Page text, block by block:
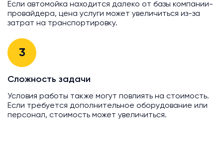
Если автомойка находится далеко от базы компании-
провайдера, цена услуги может увеличиться из-за
затрат на транспортировку.
3
Сложность задачи
Условия работы также могут повлиять на стоимость.
Если требуется дополнительное оборудование или
персонал, стоимость может увеличиться.